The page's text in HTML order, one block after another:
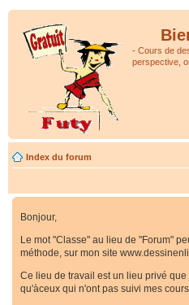
- Cours de
perspective,
Index du forum
Bonjour,
Le mot "Classe" au lieu de "Forum"
méthode, sur mon site
Ce lieu de travail est un lieu privé
qu'àceux qui n'ont pas suivi mes